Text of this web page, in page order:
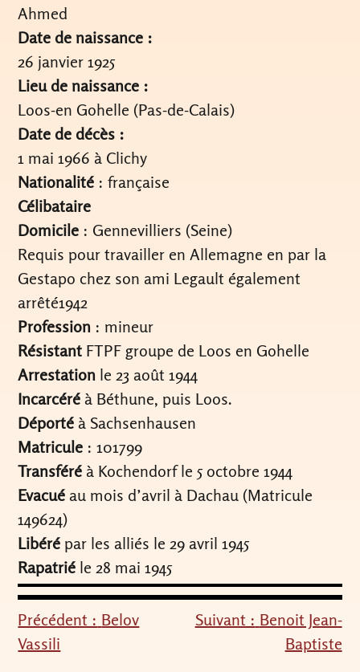
Ahmed
Date de naissance :
26 janvier 1925
Lieu de naissance :
Loos-en Gohelle (Pas-de-Calais)
Date de décès :
1 mai 1966 à Clichy
Nationalité : française
Célibataire
Domicile : Gennevilliers (Seine)
Requis pour travailler en Allemagne en par la
Gestapo chez son ami Legault également
arrêté1942
Profession : mineur
Résistant FTPF groupe de Loos en Gohelle
Arrestation le 23 août 1944
Incarcéré à Béthune, puis Loos.
Déporté à Sachsenhausen
Matricule : 101799
Transféré à Kochendorf le 5 octobre 1944
Evacué au mois d’avril à Dachau (Matricule
149624)
Libéré par les alliés le 29 avril 1945
Rapatrié le 28 mai 1945
Navigation
de
Précédent : Belov
Vassili
Suivant : Benoit Jean-
Baptiste